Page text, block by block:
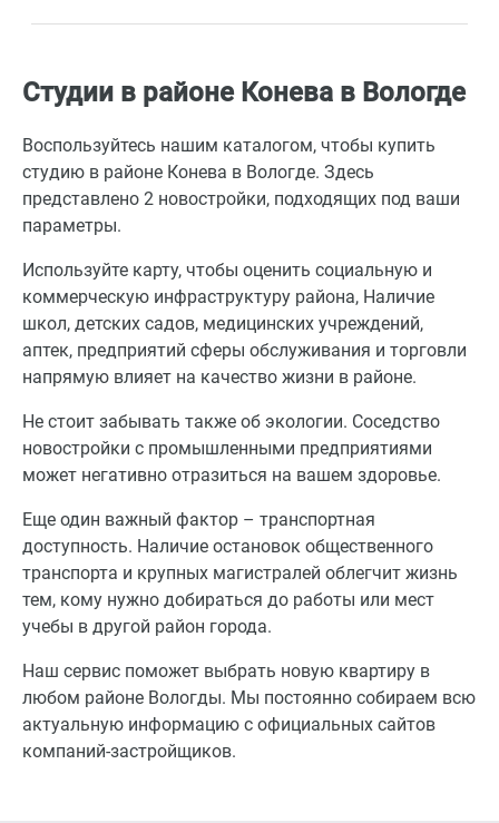
Студии в районе Конева в Вологде
Воспользуйтесь нашим каталогом, чтобы купить
студию в районе Конева в Вологде. Здесь
представлено 2 новостройки, подходящих под ваши
параметры.
Используйте карту, чтобы оценить социальную и
коммерческую инфраструктуру района, Наличие
школ, детских садов, медицинских учреждений,
аптек, предприятий сферы обслуживания и торговли
напрямую влияет на качество жизни в районе.
Не стоит забывать также об экологии. Соседство
новостройки с промышленными предприятиями
может негативно отразиться на вашем здоровье.
Еще один важный фактор – транспортная
доступность. Наличие остановок общественного
транспорта и крупных магистралей облегчит жизнь
тем, кому нужно добираться до работы или мест
учебы в другой район города.
Наш сервис поможет выбрать новую квартиру в
любом районе Вологды. Мы постоянно собираем всю
актуальную информацию с официальных сайтов
компаний-застройщиков.